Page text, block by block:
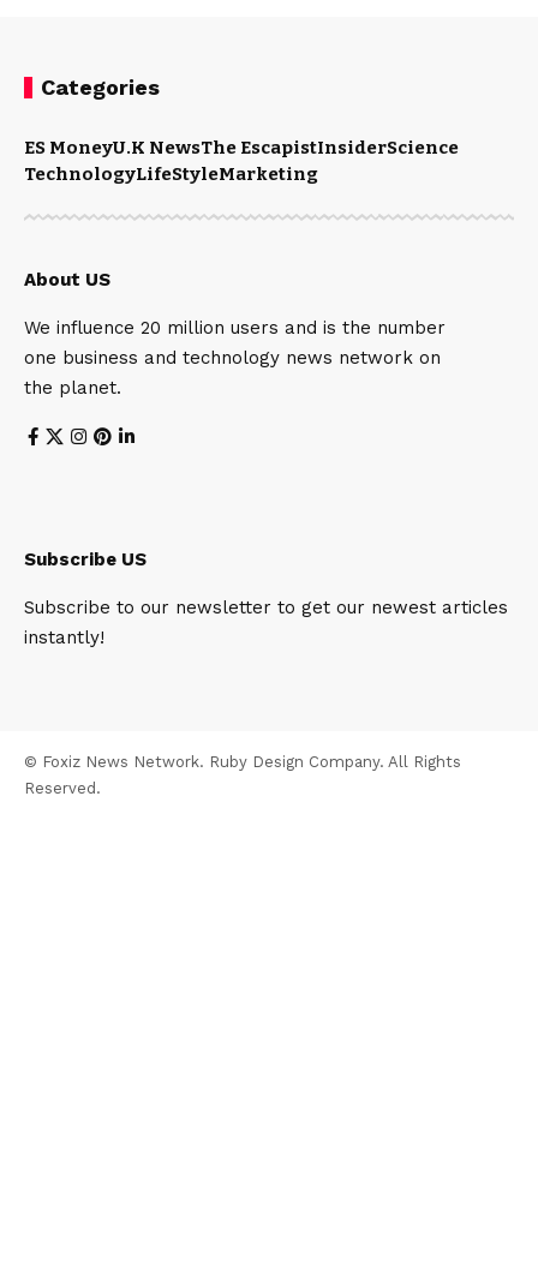
Categories
ES MoneyU.K NewsThe EscapistInsiderScience
TechnologyLifeStyleMarketing
About US
We influence 20 million users and is the number
one business and technology news network on
the planet.
Subscribe US
Subscribe to our newsletter to get our newest articles
instantly!
© Foxiz News Network. Ruby Design Company. All Rights
Reserved.